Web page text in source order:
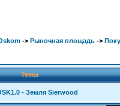
-> Рыночная площадь ->
Темы
- Земля Sierwood